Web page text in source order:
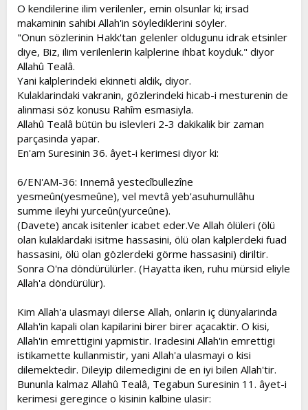
O kendilerine ilim verilenler, emin olsunlar ki; irsad
makaminin sahibi Allah'in söylediklerini söyler.
"Onun sözlerinin Hakk'tan gelenler oldugunu idrak etsinler
diye, Biz, ilim verilenlerin kalplerine ihbat koyduk." diyor
Allahû Tealâ.
Yani kalplerindeki ekinneti aldik, diyor.
Kulaklarindaki vakranin, gözlerindeki hicab-i mesturenin de
alinmasi söz konusu Rahîm esmasiyla.
Allahû Tealâ bütün bu islevleri 2-3 dakikalik bir zaman
parçasinda yapar.
En'am Suresinin 36. âyet-i kerimesi diyor ki:
6/EN'AM-36: Innemâ yestecîbullezîne
yesmeûn(yesmeûne), vel mevtâ yeb'asuhumullâhu
summe ileyhi yurceûn(yurceûne).
(Davete) ancak isitenler icabet eder.Ve Allah ölüleri (ölü
olan kulaklardaki isitme hassasini, ölü olan kalplerdeki fuad
hassasini, ölü olan gözlerdeki görme hassasini) diriltir.
Sonra O'na döndürülürler. (Hayatta iken, ruhu mürsid eliyle
Allah'a döndürülür).
Kim Allah'a ulasmayi dilerse Allah, onlarin iç dünyalarinda
Allah'in kapali olan kapilarini birer birer açacaktir. O kisi,
Allah'in emrettigini yapmistir. Iradesini Allah'in emrettigi
istikamette kullanmistir, yani Allah'a ulasmayi o kisi
dilemektedir. Dileyip dilemedigini de en iyi bilen Allah'tir.
Bununla kalmaz Allahû Tealâ, Tegabun Suresinin 11. âyet-i
kerimesi geregince o kisinin kalbine ulasir: